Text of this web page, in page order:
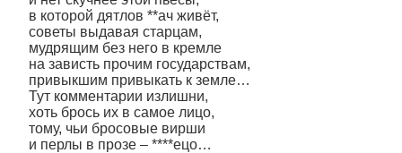
в которой дятлов **ач живёт,
советы выдавая старцам,
мудрящим без него в кремле
на зависть прочим государствам,
привыкшим привыкать к земле…
Тут комментарии излишни,
хоть брось их в самое лицо,
тому, чьи бросовые вирши
и перлы в прозе – ****ецо…